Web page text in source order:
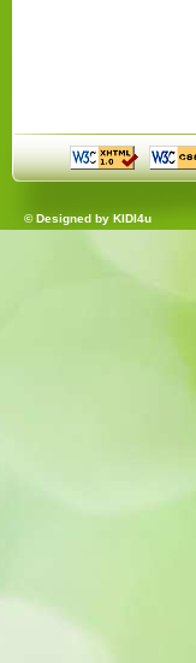
© Designed by KIDI4u